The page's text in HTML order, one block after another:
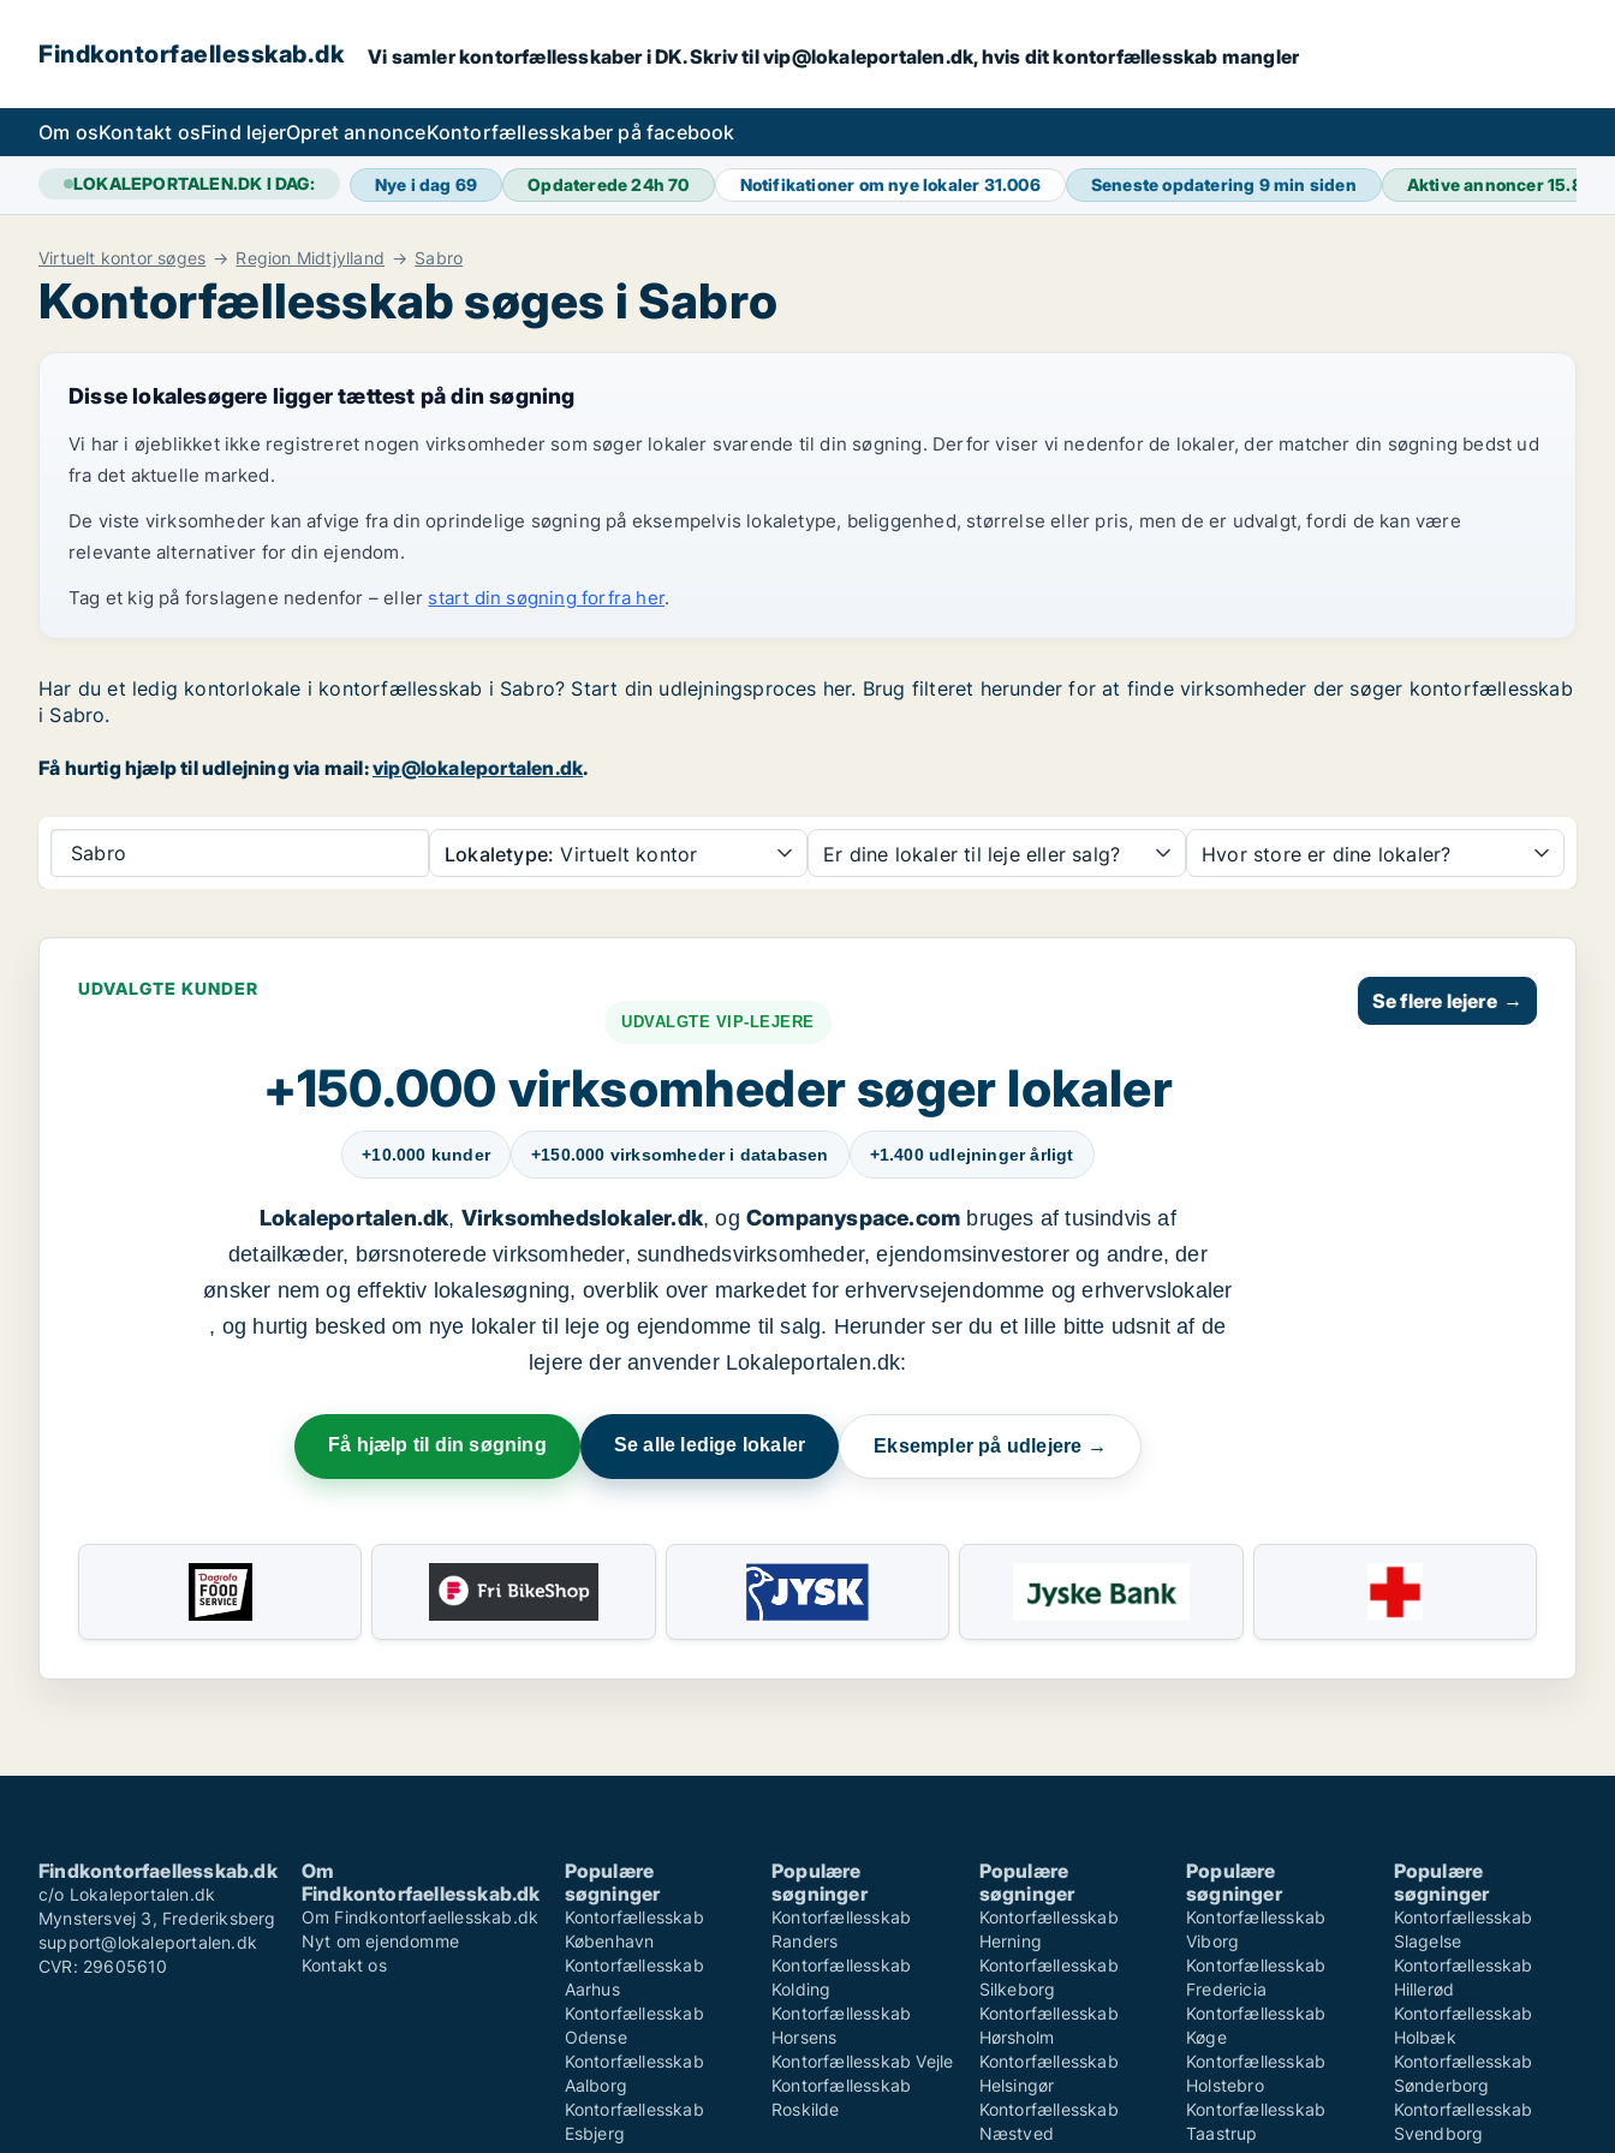
Findkontorfaellesskab.dk Vi samler kontorfællesskaber i DK. Skriv til vip@lokaleportalen.dk, hvis dit kontorfællesskab mangler
Om osKontakt osFind lejerOpret annonceKontorfællesskaber på facebook
LOKALEPORTALEN.DK I DAG: Nye i dag 69 Opdaterede 24h70 Notifikationer om nye lokaler 31.006 Seneste opdatering 9 min siden Aktive annoncer15.835
Virtuelt kontor søges Region Midtjylland Sabro
Kontorfællesskab søges i Sabro
Disse lokalesøgere ligger tættest på din søgning
Vi har i øjeblikket ikke registreret nogen virksomheder som søger lokaler svarende til din søgning. Derfor viser vi nedenfor de lokaler, der matcher din søgning bedst ud
fra det aktuelle marked.
De viste virksomheder kan afvige fra din oprindelige søgning på eksempelvis lokaletype, beliggenhed, størrelse eller pris, men de er udvalgt, fordi de kan være
relevante alternativer for din ejendom.
Tag et kig på forslagene nedenfor – eller start din søgning forfra her.
Har du et ledig kontorlokale i kontorfællesskab i Sabro? Start din udlejningsproces her. Brug filteret herunder for at finde virksomheder der søger kontorfællesskab
i Sabro.
Få hurtig hjælp til udlejning via mail:vip@lokaleportalen.dk.
Sabro Lokaletype: Virtuelt kontor Er dine lokaler til leje eller salg? Hvor store er dine lokaler?
UDVALGTE KUNDER
UDVALGTE VIP-LEJERE
+150.000 virksomheder søger lokaler
+10.000 kunder +150.000 virksomheder i databasen +1.400 udlejninger årligt
Lokaleportalen.dk, Virksomhedslokaler.dk, og Companyspace.com bruges af tusindvis af
detailkæder, børsnoterede virksomheder, sundhedsvirksomheder, ejendomsinvestorer og andre, der
ønsker nem og effektiv lokalesøgning, overblik over markedet for erhvervsejendomme og erhvervslokaler
, og hurtig besked om nye lokaler til leje og ejendomme til salg. Herunder ser du et lille bitte udsnit af de
lejere der anvender Lokaleportalen.dk:
Få hjælp til din søgning Se alle ledige lokaler Eksempler på udlejere →
Se flere lejere →
Findkontorfaellesskab.dk
c/o Lokaleportalen.dk
Mynstersvej 3, Frederiksberg
support@lokaleportalen.dk
CVR: 29605610
Om
Findkontorfaellesskab.dk
Om Findkontorfaellesskab.dk
Nyt om ejendomme
Kontakt os
Populære
søgninger
Kontorfællesskab
København
Kontorfællesskab
Aarhus
Kontorfællesskab
Odense
Kontorfællesskab
Aalborg
Kontorfællesskab
Esbjerg
Populære
søgninger
Kontorfællesskab
Randers
Kontorfællesskab
Kolding
Kontorfællesskab
Horsens
Kontorfællesskab Vejle
Kontorfællesskab
Roskilde
Populære
søgninger
Kontorfællesskab
Herning
Kontorfællesskab
Silkeborg
Kontorfællesskab
Hørsholm
Kontorfællesskab
Helsingør
Kontorfællesskab
Næstved
Populære
søgninger
Kontorfællesskab
Viborg
Kontorfællesskab
Fredericia
Kontorfællesskab
Køge
Kontorfællesskab
Holstebro
Kontorfællesskab
Taastrup
Populære
søgninger
Kontorfællesskab
Slagelse
Kontorfællesskab
Hillerød
Kontorfællesskab
Holbæk
Kontorfællesskab
Sønderborg
Kontorfællesskab
Svendborg